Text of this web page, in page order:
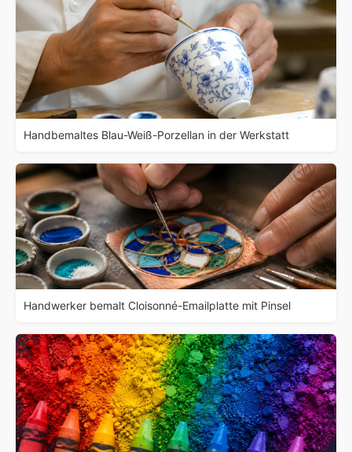
Handbemaltes Blau-Weiß-Porzellan in der Werkstatt
Handwerker bemalt Cloisonné-Emailplatte mit Pinsel